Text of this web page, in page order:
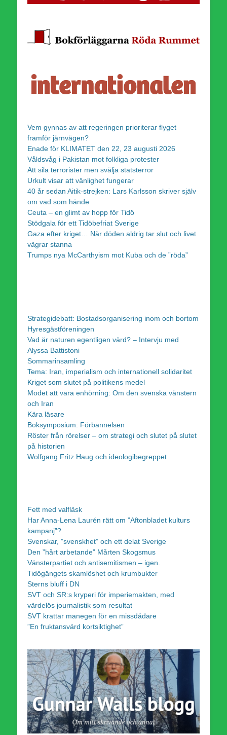
Vem gynnas av att regeringen prioriterar flyget
framför järnvägen?
Enade för KLIMATET den 22, 23 augusti 2026
Våldsvåg i Pakistan mot folkliga protester
Att sila terrorister men svälja statsterror
Urkult visar att vänlighet fungerar
40 år sedan Aitik-strejken: Lars Karlsson skriver själv
om vad som hände
Ceuta – en glimt av hopp för Tidö
Stödgala för ett Tidöbefriat Sverige
Gaza efter kriget… När döden aldrig tar slut och livet
vägrar stanna
Trumps nya McCarthyism mot Kuba och de ”röda”
Strategidebatt: Bostadsorganisering inom och bortom
Hyresgästföreningen
Vad är naturen egentligen värd? – Intervju med
Alyssa Battistoni
Sommarinsamling
Tema: Iran, imperialism och internationell solidaritet
Kriget som slutet på politikens medel
Modet att vara enhörning: Om den svenska vänstern
och Iran
Kära läsare
Boksymposium: Förbannelsen
Röster från rörelser – om strategi och slutet på slutet
på historien
Wolfgang Fritz Haug och ideologibegreppet
Fett med valfläsk
Har Anna-Lena Laurén rätt om ”Aftonbladet kulturs
kampanj”?
Svenskar, ”svenskhet” och ett delat Sverige
Den ”hårt arbetande” Mårten Skogsmus
Vänsterpartiet och antisemitismen – igen.
Tidögängets skamlöshet och krumbukter
Sterns bluff i DN
SVT och SR:s kryperi för imperiemakten, med
värdelös journalistik som resultat
SVT krattar manegen för en missdådare
”En fruktansvärd kortsiktighet”